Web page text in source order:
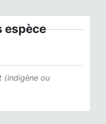
espèce
(indigène ou